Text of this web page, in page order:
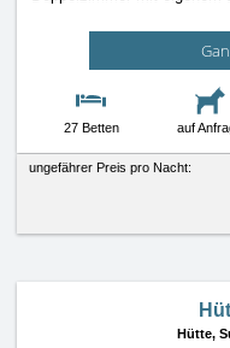
27 Betten auf
ungefährer Preis pro Nacht:
Hütte,